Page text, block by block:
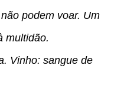
podem voar. Um
multidão.
Vinho: sangue de